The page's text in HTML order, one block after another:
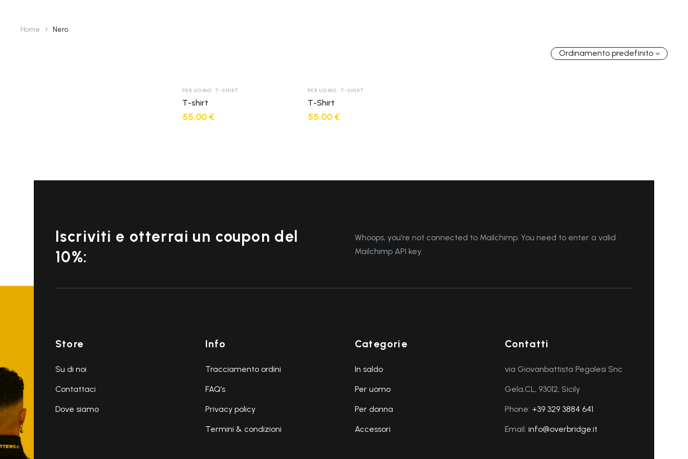
2-4 giorni lavorativi - per ordini superiori a €
Home Nero
Ordinamento predefinito
PER UOMO, T-SHIRT
T-shirt
55,00 €
PER UOMO, T-SHIRT
T-Shirt
55,00 €
Iscriviti e otterrai un coupon del
10%:
Whoops, you're not connected to Mailchimp. You need to enter a valid
Mailchimp API key.
Store
Su di noi
Contattaci
Dove siamo
Info
Tracciamento ordini
FAQ’s
Privacy policy
Termini & condizioni
Categorie
In saldo
Per uomo
Per donna
Accessori
Contatti
via Giovanbattista Pegolesi Snc
Gela,CL, 93012, Sicily
Phone: +39 329 3884 641
Email: info@overbridge.it